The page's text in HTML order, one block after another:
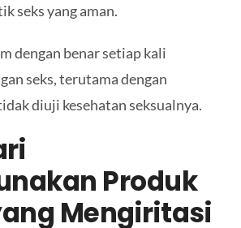
seks yang aman.
dengan benar setiap kali
seks, terutama dengan
diuji kesehatan seksualnya.
Produk
Mengiritasi